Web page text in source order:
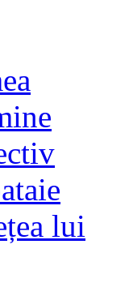
lui